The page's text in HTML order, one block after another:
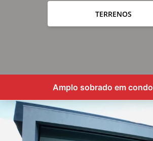
TERRENOS
Amplo sobrado em